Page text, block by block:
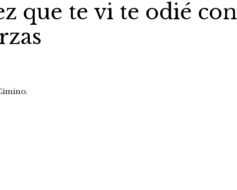
que te vi te odié con